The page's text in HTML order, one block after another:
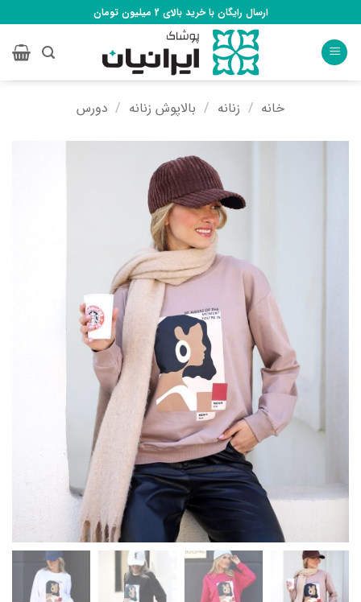
to
content
ارسال رایگان با خرید بالای 2 میلیون تومان
خانه / زنانه / بالاپوش زنانه / دورس